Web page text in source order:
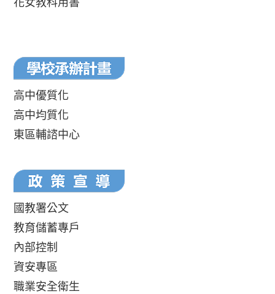
高中優質化
高中均質化
東區輔諮中心
國教署公文
教育儲蓄專戶
內部控制
資安專區
職業安全衛生